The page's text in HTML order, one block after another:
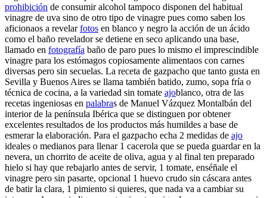
prohibición de consumir alcohol tampoco disponen del habitual
vinagre de uva sino de otro tipo de vinagre pues como saben los
aficionaos a revelarfotos en blanco y negro la acción de un ácido
como el baño revelador se detiene en seco aplicando una base,
llamado en fotografía baño de paro pues lo mismo el imprescindible
vinagre para los estómagos copiosamente alimentaos con carnes
diversas pero sin secuelas. La receta de gazpacho que tanto gusta en
Sevilla y Buenos Aires se llama también batido, zumo, sopa fría o
técnica de cocina, a la variedad sin tomate ajoblanco, otra de las
recetas ingeniosas en palabras de Manuel Vázquez Montalbán del
interior de la península Ibérica que se distinguen por obtener
excelentes resultados de los productos más humildes a base de
esmerar la elaboración. Para el gazpacho echa 2 medidas de ajo
ideales o medianos para llenar 1 cacerola que se pueda guardar en la
nevera, un chorrito de aceite de oliva, agua y al final ten preparado
hielo si hay que rebajarlo antes de servir, 1 tomate, enséñale el
vinagre pero sin pasarte, opcional 1 huevo crudo sin cáscara antes
de batir la clara, 1 pimiento si quieres, que nada va a cambiar su